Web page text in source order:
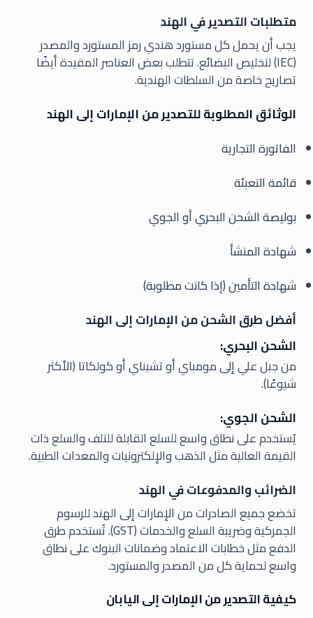
متطلبات التصدير في الهند
يجب أن يحمل كل مستورد هندي رمز المستورد والمصدر
(IEC) لتخليص البضائع. تتطلب بعض العناصر المقيدة أيضًا
تصاريح خاصة من السلطات الهندية.
الوثائق المطلوبة للتصدير من الإمارات إلى الهند
الفاتورة التجارية
قائمة التعبئة
بوليصة الشحن البحري أو الجوي
شهادة المنشأ
شهادة التأمين (إذا كانت مطلوبة)
أفضل طرق الشحن من الإمارات إلى الهند
الشحن البحري:
من جبل علي إلى مومباي أو تشيناي أو كولكاتا (الأكثر
شيوعًا).
الشحن الجوي:
يُستخدم على نطاق واسع للسلع القابلة للتلف والسلع ذات
القيمة العالية مثل الذهب والإلكترونيات والمعدات الطبية.
الضرائب والمدفوعات في الهند
تخضع جميع الصادرات من الإمارات إلى الهند للرسوم
الجمركية وضريبة السلع والخدمات (GST). تُستخدم طرق
الدفع مثل خطابات الاعتماد وضمانات البنوك على نطاق
واسع لحماية كل من المصدر والمستورد.
كيفية التصدير من الإمارات إلى اليابان